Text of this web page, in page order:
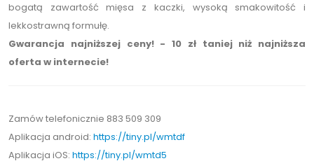
bogatą zawartość mięsa z kaczki, wysoką smakowitość i
lekkostrawną formułę.
Gwarancja najniższej ceny! - 10 zł taniej niż najniższa
oferta w internecie!
Zamów telefonicznie 883 509 309
Aplikacja android: https://tiny.pl/wmtdf
Aplikacja iOS: https://tiny.pl/wmtd5